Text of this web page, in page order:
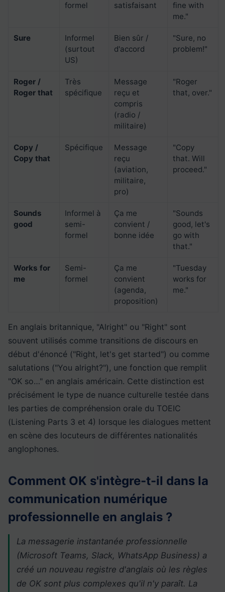
formel
satisfaisant
fine with
me."
Sure
Informel
(surtout
US)
Bien sûr /
d'accord
"Sure, no
problem!"
Roger /
Roger that
Très
spécifique
Message
reçu et
compris
(radio /
militaire)
"Roger
that, over."
Copy /
Copy that
Spécifique
Message
reçu
(aviation,
militaire,
pro)
"Copy
that. Will
proceed."
Sounds
good
Informel à
semi-
formel
Ça me
convient /
bonne idée
"Sounds
good, let's
go with
that."
Works for
me
Semi-
formel
Ça me
convient
(agenda,
proposition)
"Tuesday
works for
me."
En anglais britannique, "Alright" ou "Right" sont
souvent utilisés comme transitions de discours en
début d'énoncé ("Right, let's get started") ou comme
salutations ("You alright?"), une fonction que remplit
"OK so…" en anglais américain. Cette distinction est
précisément le type de nuance culturelle testée dans
les parties de compréhension orale du TOEIC
(Listening Parts 3 et 4) lorsque les dialogues mettent
en scène des locuteurs de différentes nationalités
anglophones.
Comment OK s'intègre-t-il dans la
communication numérique
professionnelle en anglais ?
La messagerie instantanée professionnelle
(Microsoft Teams, Slack, WhatsApp Business) a
créé un nouveau registre d'anglais où les règles
de OK sont plus complexes qu'il n'y paraît. La